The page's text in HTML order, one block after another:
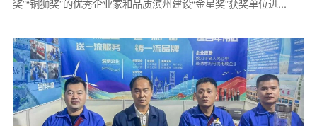
奖”“铜狮奖”的优秀企业家和品质滨州建设“金星奖”获奖单位进...